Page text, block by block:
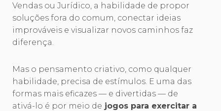
Vendas ou Jurídico, a habilidade de propor
soluções fora do comum, conectar ideias
improváveis e visualizar novos caminhos faz
diferença.
Mas o pensamento criativo, como qualquer
habilidade, precisa de estímulos. E uma das
formas mais eficazes — e divertidas — de
ativá-lo é por meio de jogos para exercitar a